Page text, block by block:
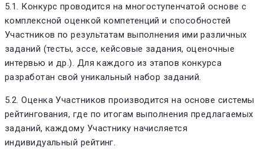
5.1. Конкурс проводится на многоступенчатой основе с
комплексной оценкой компетенций и способностей
Участников по результатам выполнения ими различных
заданий (тесты, эссе, кейсовые задания, оценочные
интервью и др.). Для каждого из этапов конкурса
разработан свой уникальный набор заданий.
5.2. Оценка Участников производится на основе системы
рейтингования, где по итогам выполнения предлагаемых
заданий, каждому Участнику начисляется
индивидуальный рейтинг.